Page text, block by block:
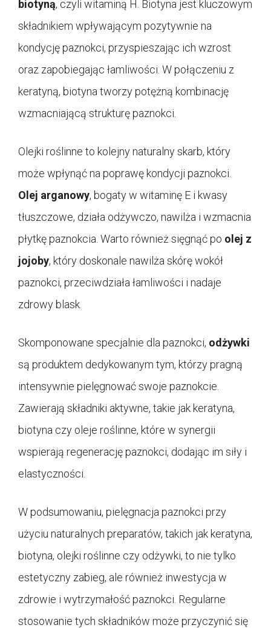
biotyną, czyli witaminą H. Biotyna jest kluczowym
składnikiem wpływającym pozytywnie na
kondycję paznokci, przyspieszając ich wzrost
oraz zapobiegając łamliwości. W połączeniu z
keratyną, biotyna tworzy potężną kombinację
wzmacniającą strukturę paznokci.
Olejki roślinne to kolejny naturalny skarb, który
może wpłynąć na poprawę kondycji paznokci.
Olej arganowy, bogaty w witaminę E i kwasy
tłuszczowe, działa odżywczo, nawilża i wzmacnia
płytkę paznokcia. Warto również sięgnąć po olej z
jojoby, który doskonale nawilża skórę wokół
paznokci, przeciwdziała łamliwości i nadaje
zdrowy blask.
Skomponowane specjalnie dla paznokci, odżywki
są produktem dedykowanym tym, którzy pragną
intensywnie pielęgnować swoje paznokcie.
Zawierają składniki aktywne, takie jak keratyna,
biotyna czy oleje roślinne, które w synergii
wspierają regenerację paznokci, dodając im siły i
elastyczności.
W podsumowaniu, pielęgnacja paznokci przy
użyciu naturalnych preparatów, takich jak keratyna,
biotyna, olejki roślinne czy odżywki, to nie tylko
estetyczny zabieg, ale również inwestycja w
zdrowie i wytrzymałość paznokci. Regularne
stosowanie tych składników może przyczynić się